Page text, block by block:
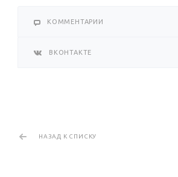
КОММЕНТАРИИ
ВКОНТАКТЕ
НАЗАД К СПИСКУ